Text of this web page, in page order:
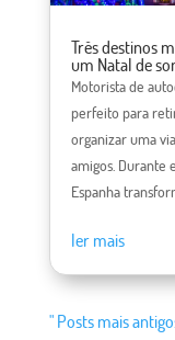
Três destinos
um Natal de
Motorista de
perfeito para
organizar uma
amigos. Durante
Espanha
ler mais
" Posts mais